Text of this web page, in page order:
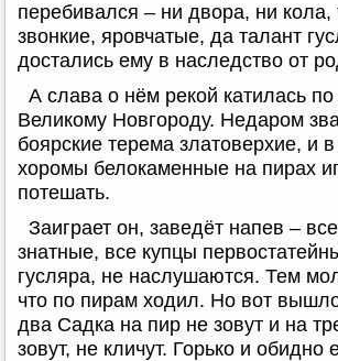
перебивался – ни двора, ни кола,
звонкие, яровчатые, да талант
достались ему в наследство от
А слава о нём рекой катилась
Великому Новгороду. Недаром
боярские терема златоверхие, и в
хоромы белокаменные на пирах
потешать.
Заиграет он, заведёт напев –
знатные, все купцы
гусляра, не наслушаются. Тем
что по пирам ходил. Но вот
два Садка на пир не зовут и на
зовут, не кличут. Горько и обидно